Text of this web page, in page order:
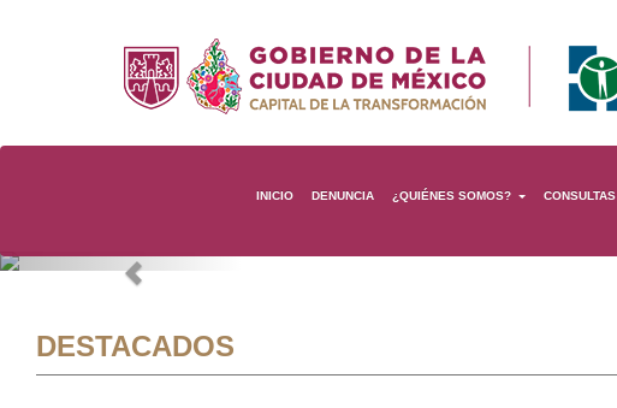
INICIO DENUNCIA ¿QUIÉNES SOMOS? CONSULTAS
Previous
DESTACADOS